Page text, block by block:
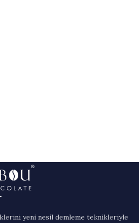
yeni nesil demleme teknikleriyle